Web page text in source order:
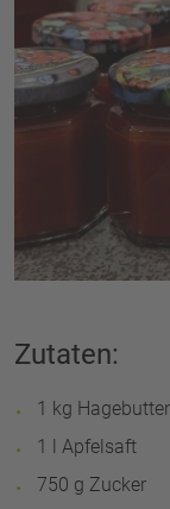
Zutaten:
1 kg
1 l Apfelsaft
750 g Zucker